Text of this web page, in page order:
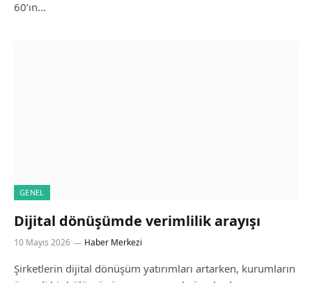
60’ın…
GENEL
Dijital dönüşümde verimlilik arayışı
10 Mayıs 2026 Haber Merkezi
Şirketlerin dijital dönüşüm yatırımları artarken, kurumların